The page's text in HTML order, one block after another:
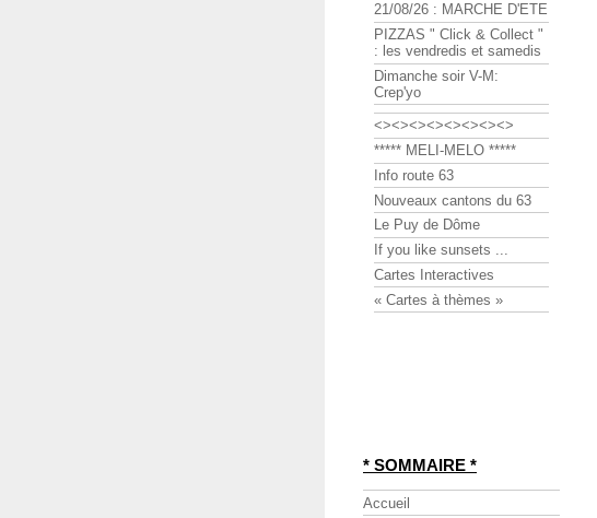
21/08/26 : MARCHE D'ETE
PIZZAS " Click & Collect "
: les vendredis et samedis
Dimanche soir V-M:
Crep'yo
<><><><><><><><>
***** MELI-MELO *****
Info route 63
Nouveaux cantons du 63
Le Puy de Dôme
If you like sunsets ...
Cartes Interactives
« Cartes à thèmes »
* SOMMAIRE *
Accueil